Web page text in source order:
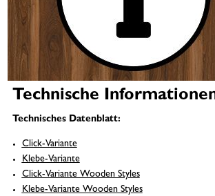
Technische
Technisches Datenblatt:
Click-Variante
Klebe-Variante
Click-Variante Wooden Styles
Klebe-Variante Wooden Styles